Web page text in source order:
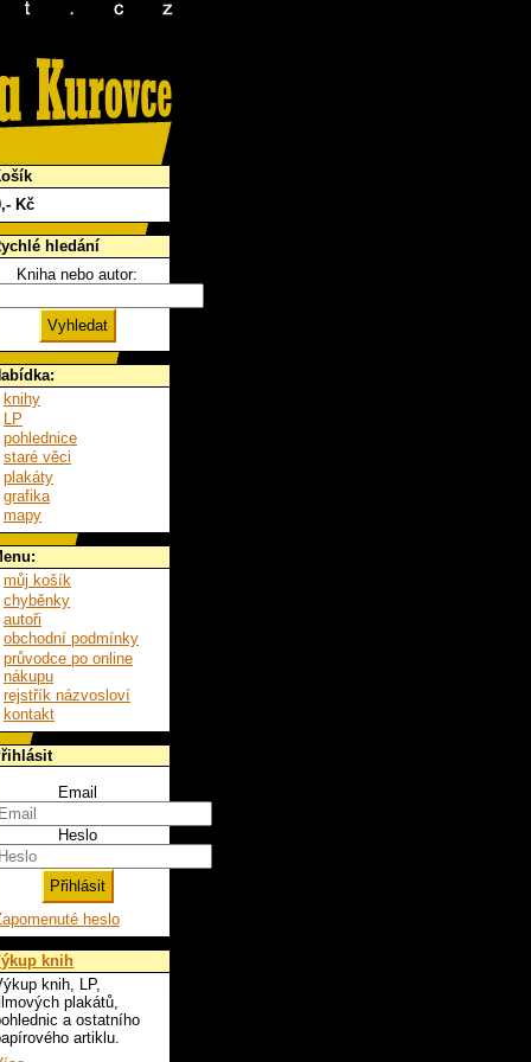
,- Kč
hledání
Kniha nebo autor:
knihy
LP
pohlednice
staré věci
plakáty
grafika
mapy
můj košík
chyběnky
autoři
obchodní podmínky
průvodce po online
nákupu
rejstřík názvosloví
kontakt
Email
Heslo
heslo
knih
knih, LP,
plakátů,
a ostatního
artiklu.